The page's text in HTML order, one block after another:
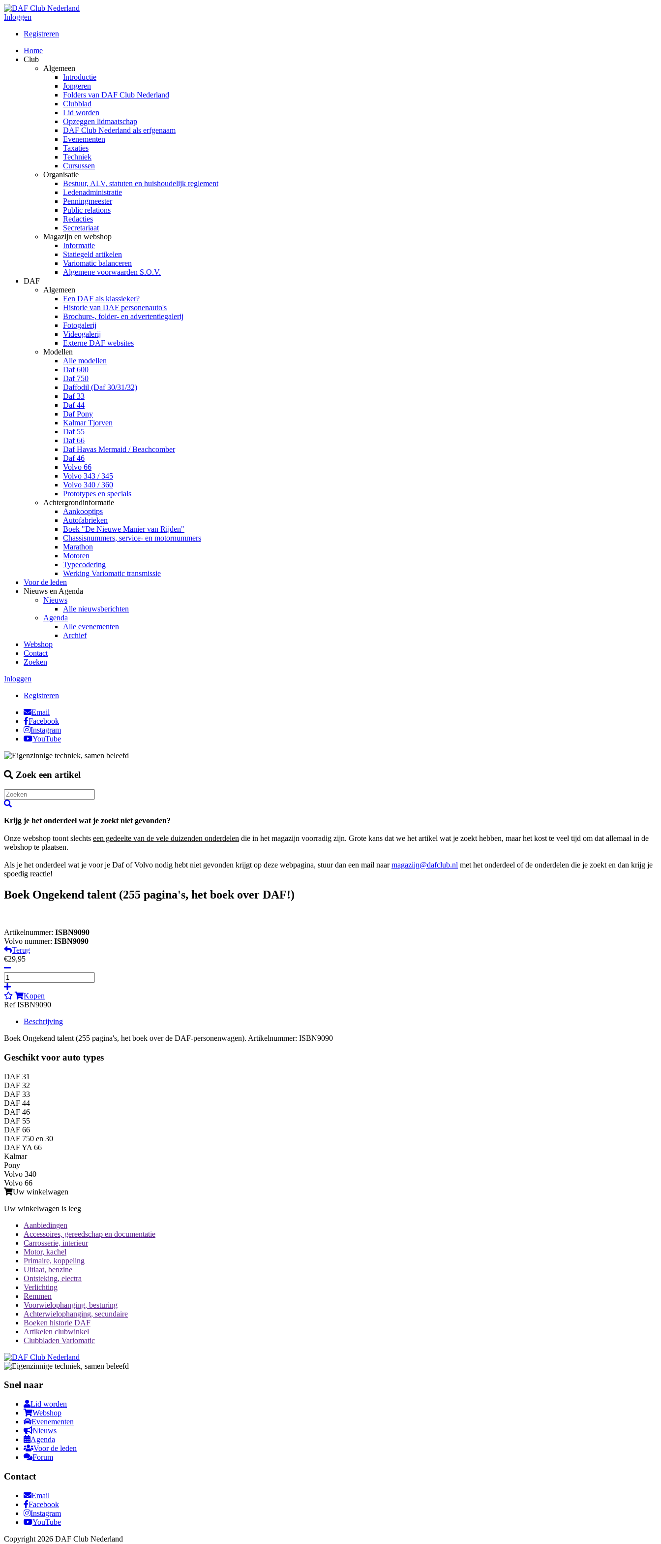
Inloggen
Registreren
Home
Club
Algemeen
Introductie
Jongeren
Folders van DAF Club Nederland
Clubblad
Lid worden
Opzeggen lidmaatschap
DAF Club Nederland als erfgenaam
Evenementen
Taxaties
Techniek
Cursussen
Organisatie
Bestuur, ALV, statuten en huishoudelijk reglement
Ledenadministratie
Penningmeester
Public relations
Redacties
Secretariaat
Magazijn en webshop
Informatie
Statiegeld artikelen
Variomatic balanceren
Algemene voorwaarden S.O.V.
DAF
Algemeen
Een DAF als klassieker?
Historie van DAF personenauto's
Brochure-, folder- en advertentiegalerij
Fotogalerij
Videogalerij
Externe DAF websites
Modellen
Alle modellen
Daf 600
Daf 750
Daffodil (Daf 30/31/32)
Daf 33
Daf 44
Daf Pony
Kalmar Tjorven
Daf 55
Daf 66
Daf Havas Mermaid / Beachcomber
Daf 46
Volvo 66
Volvo 343 / 345
Volvo 340 / 360
Prototypes en specials
Achtergrondinformatie
Aankooptips
Autofabrieken
Boek "De Nieuwe Manier van Rijden"
Chassisnummers, service- en motornummers
Marathon
Motoren
Typecodering
Werking Variomatic transmissie
Voor de leden
Nieuws en Agenda
Nieuws
Alle nieuwsberichten
Agenda
Alle evenementen
Archief
Webshop
Contact
Zoeken
Inloggen
Registreren
Email
Facebook
Instagram
YouTube
Zoek een artikel
Krijg je het onderdeel wat je zoekt niet gevonden?
Onze webshop toont slechts een gedeelte van de vele duizenden onderdelen die in het magazijn voorradig zijn. Grote kans dat we het artikel wat je zoekt hebben, maar het kost te veel tijd om dat allemaal in de
webshop te plaatsen.
Als je het onderdeel wat je voor je Daf of Volvo nodig hebt niet gevonden krijgt op deze webpagina, stuur dan een mail naarmagazijn@dafclub.nl met het onderdeel of de onderdelen die je zoekt en dan krijg je
spoedig reactie!
Boek Ongekend talent (255 pagina's, het boek over DAF!)
Artikelnummer: ISBN9090
Volvo nummer: ISBN9090
Terug
€29,95
Kopen
Ref ISBN9090
Beschrijving
Boek Ongekend talent (255 pagina's, het boek over de DAF-personenwagen). Artikelnummer: ISBN9090
Geschikt voor auto types
DAF 31
DAF 32
DAF 33
DAF 44
DAF 46
DAF 55
DAF 66
DAF 750 en 30
DAF YA 66
Kalmar
Pony
Volvo 340
Volvo 66
Uw winkelwagen
Uw winkelwagen is leeg
Aanbiedingen
Accessoires, gereedschap en documentatie
Carrosserie, interieur
Motor, kachel
Primaire, koppeling
Uitlaat, benzine
Ontsteking, electra
Verlichting
Remmen
Voorwielophanging, besturing
Achterwielophanging, secundaire
Boeken historie DAF
Artikelen clubwinkel
Clubbladen Variomatic
Snel naar
Lid worden
Webshop
Evenementen
Nieuws
Agenda
Voor de leden
Forum
Contact
Email
Facebook
Instagram
YouTube
Copyright 2026 DAF Club Nederland